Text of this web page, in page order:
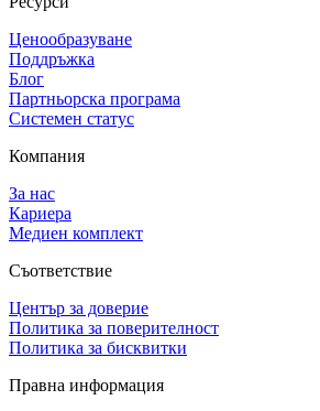
Ценообразуване
Поддръжка
Блог
Партньорска програма
Системен статус
Компания
За нас
Кариера
Медиен комплект
Съответствие
Център за доверие
Политика за поверителност
Политика за бисквитки
Правна информация